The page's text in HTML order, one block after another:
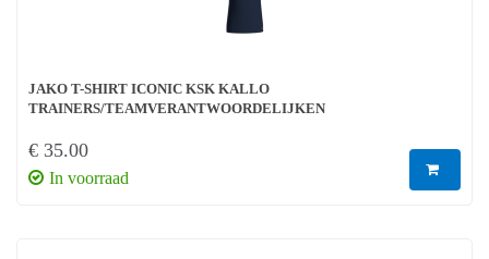
JAKO T-SHIRT ICONIC KSK KALLO
TRAINERS/TEAMVERANTWOORDELIJKEN
€ 35.00
In voorraad